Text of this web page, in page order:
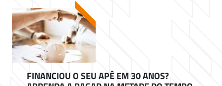
FINANCIOU O SEU APÊ EM 30 ANOS?